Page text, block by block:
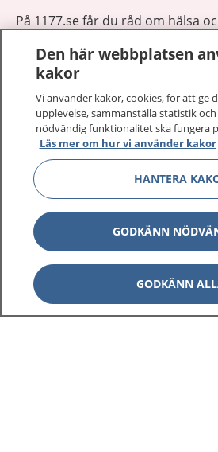
På 1177.se får du råd om hälsa
Logga in för att läsa din journal
vårdärenden. Ring
sjukvårdsrådgivning dygnet runt.
1177 ger dig råd när du vill må
1177 på flera språk
Om 1177
Kontakt
Den här webbplatsen
kakor
Vi använder kakor, cookies, för att ge
upplevelse, sammanställa statistik
nödvändig funktionalitet ska fungera
Läs mer om hur vi använder kakor
HANTERA
GODKÄNN
GODKÄNN